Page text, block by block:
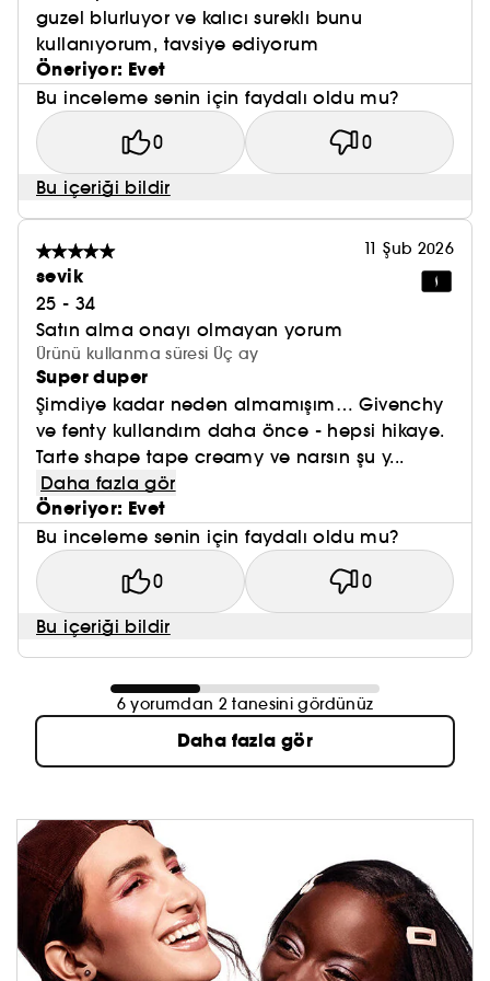
guzel blurluyor ve kalıcı sureklı bunu
kullanıyorum, tavsiye ediyorum
Öneriyor: Evet
Bu inceleme senin için faydalı oldu mu?
0 0
Bu içeriği bildir
11 Şub 2026
sevik
25 - 34
Satın alma onayı olmayan yorum
Ürünü kullanma süresi Üç ay
Super duper
Şimdiye kadar neden almamışım… Givenchy
ve fenty kullandım daha önce - hepsi hikaye.
Tarte shape tape creamy ve narsın şu y...
Daha fazla gör
Öneriyor: Evet
Bu inceleme senin için faydalı oldu mu?
0 0
Bu içeriği bildir
6 yorumdan 2 tanesini gördünüz
Daha fazla gör